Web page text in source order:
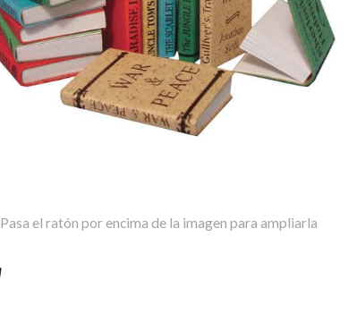
Pasa el ratón por encima de la imagen para ampliarla